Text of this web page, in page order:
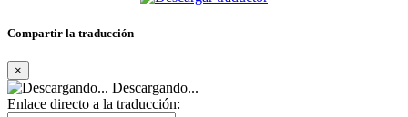
Compartir la traducción
×
Descargando...
Enlace directo a la traducción: